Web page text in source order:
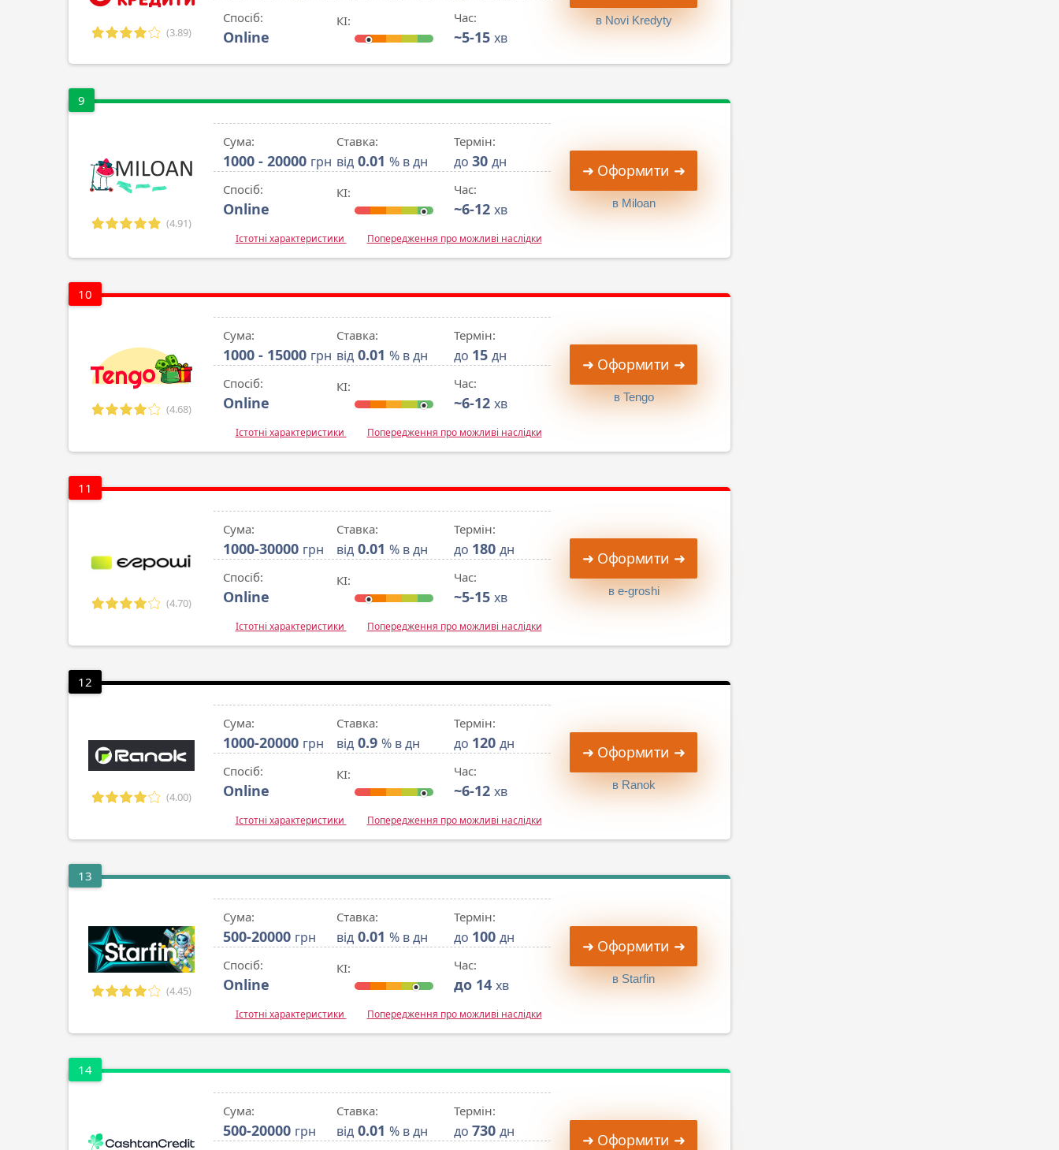
(3.89)
Спосіб:
Online
КІ: Час:
~5-15 хв
в Novi Kredyty
9
(4.91)
Сума:
1000 - 20000 грн
Ставка:
від 0.01 % в дн
Термін:
до 30 дн
Спосіб:
Online
КІ: Час:
~6-12 хв
Істотні характеристики Попередження про можливі наслідки
➜ Оформити ➜
в Miloan
10
(4.68)
Сума:
1000 - 15000 грн
Ставка:
від 0.01 % в дн
Термін:
до 15 дн
Спосіб:
Online
КІ: Час:
~6-12 хв
Істотні характеристики Попередження про можливі наслідки
➜ Оформити ➜
в Tengo
11
(4.70)
Сума:
1000-30000 грн
Ставка:
від 0.01 % в дн
Термін:
до 180 дн
Спосіб:
Online
КІ: Час:
~5-15 хв
Істотні характеристики Попередження про можливі наслідки
➜ Оформити ➜
в e-groshi
12
(4.00)
Сума:
1000-20000 грн
Ставка:
від 0.9 % в дн
Термін:
до 120 дн
Спосіб:
Online
КІ: Час:
~6-12 хв
Істотні характеристики Попередження про можливі наслідки
➜ Оформити ➜
в Ranok
13
(4.45)
Сума:
500-20000 грн
Ставка:
від 0.01 % в дн
Термін:
до 100 дн
Спосіб:
Online
КІ: Час:
до 14 хв
Істотні характеристики Попередження про можливі наслідки
➜ Оформити ➜
в Starfin
14
Сума:
500-20000 грн
Ставка:
від 0.01 % в дн
Термін:
до 730 дн ➜ Оформити ➜